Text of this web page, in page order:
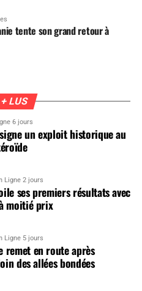
tente son grand retour à
LUS
6 jours
un exploit historique au
Ligne 2 jours
ses premiers résultats avec
moitié prix
Ligne 5 jours
remet en route après
des allées bondées